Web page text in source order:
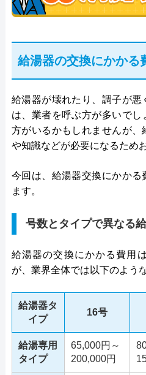
給湯器の交換にかかる
給湯器が壊れたり、調子が
は、業者を呼ぶ方が多いでし
方がいるかもしれませんが、
や知識などが必要になるため
今回は、給湯器交換にかかる
ます。
号数とタイプで異なる
給湯器の交換にかかる費用
が、業界全体では以下のよう
給湯器タ
イプ
16号
給湯専用
タイプ
65,000円～
200,000円